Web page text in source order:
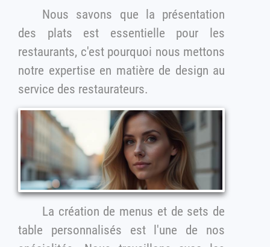
Nous savons que la présentation
des plats est essentielle pour les
restaurants, c'est pourquoi nous mettons
notre expertise en matière de design au
service des restaurateurs.
La création de menus et de sets de
table personnalisés est l'une de nos